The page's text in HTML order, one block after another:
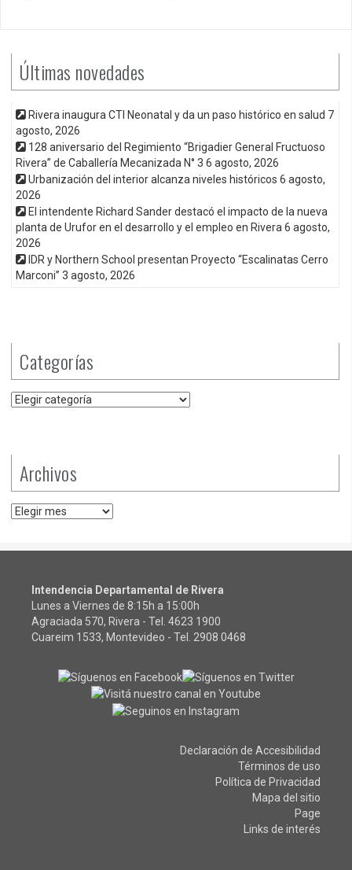
Últimas novedades
Rivera inaugura CTI Neonatal y da un paso histórico en salud 7
agosto, 2026
128 aniversario del Regimiento “Brigadier General Fructuoso
Rivera” de Caballería Mecanizada N° 3 6 agosto, 2026
Urbanización del interior alcanza niveles históricos 6 agosto,
2026
El intendente Richard Sander destacó el impacto de la nueva
planta de Urufor en el desarrollo y el empleo en Rivera 6 agosto,
2026
IDR y Northern School presentan Proyecto “Escalinatas Cerro
Marconi” 3 agosto, 2026
Categorías
Categorías
Archivos
Archivos
Intendencia Departamental de Rivera
Lunes a Viernes de 8:15h a 15:00h
Agraciada 570, Rivera - Tel. 4623 1900
Cuareim 1533, Montevideo - Tel. 2908 0468
Declaración de Accesibilidad
Términos de uso
Política de Privacidad
Mapa del sitio
Page
Links de interés